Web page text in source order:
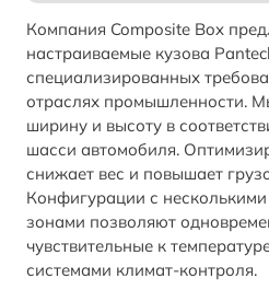
Компания Composite Box
настраиваемые кузова
специализированных
отраслях промышленности.
ширину и высоту в
шасси автомобиля.
снижает вес и повышает
Конфигурации с
зонами позволяют
чувствительные к
системами климат-контроля.